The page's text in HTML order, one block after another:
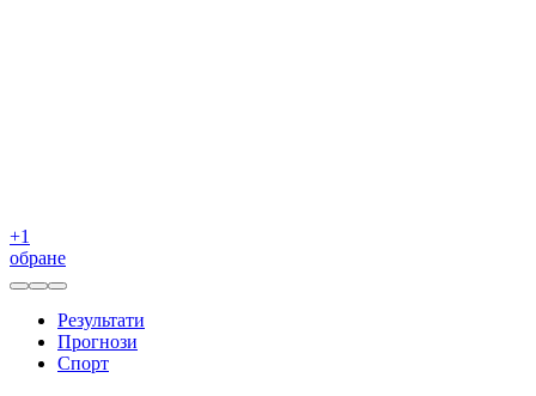
+1
обране
Результати
Прогнози
Спорт